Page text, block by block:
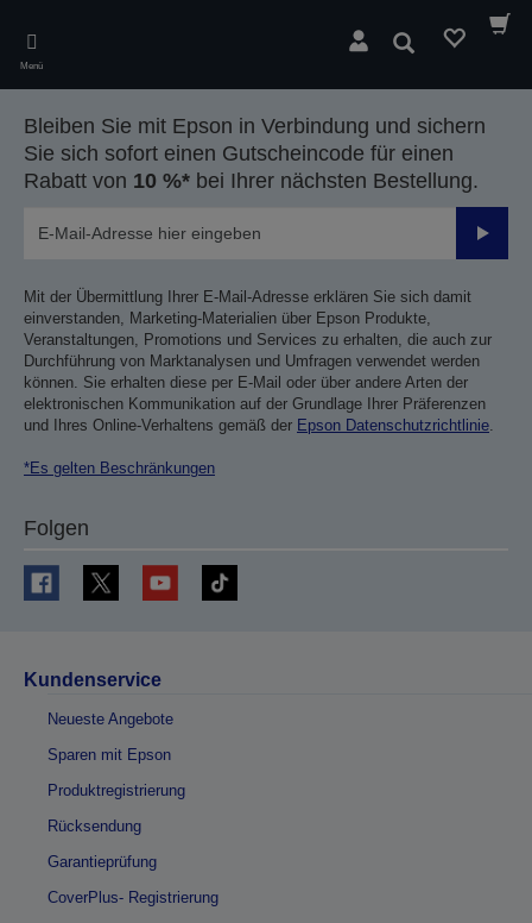
main
content
Menü
Suchen
Bleiben Sie mit Epson in Verbindung und sichern
Sie sich sofort einen Gutscheincode für einen
Rabatt von 10 %* bei Ihrer nächsten Bestellung.
Mit der Übermittlung Ihrer E-Mail-Adresse erklären Sie sich damit
einverstanden, Marketing-Materialien über Epson Produkte,
Veranstaltungen, Promotions und Services zu erhalten, die auch zur
Durchführung von Marktanalysen und Umfragen verwendet werden
können. Sie erhalten diese per E-Mail oder über andere Arten der
elektronischen Kommunikation auf der Grundlage Ihrer Präferenzen
und Ihres Online-Verhaltens gemäß der Epson Datenschutzrichtlinie.
*Es gelten Beschränkungen
Folgen
Kundenservice
Neueste Angebote
Sparen mit Epson
Produktregistrierung
Rücksendung
Garantieprüfung
CoverPlus- Registrierung